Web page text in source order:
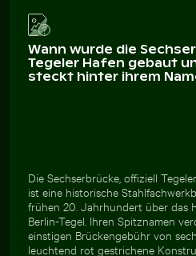
Wann wurde die
Tegeler Hafen gebaut
steckt hinter ihrem
Die Sechserbrücke, offiziell
ist eine historische
frühen 20. Jahrhundert über das
Berlin-Tegel. Ihren Spitznamen
einstigen Brückengebühr von
leuchtend rot gestrichene